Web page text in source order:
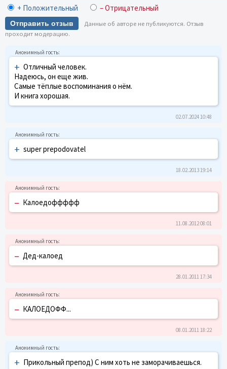
+ Положительный – Отрицательный
Отправить отзыв
Данные об авторе не публикуются. Отзыв
проходит модерацию.
+ Отличный человек.
Надеюсь, он еще жив.
Самые тёплые воспоминания о нём.
И книга хорошая.
02.07.2024 10:48
+ super prepodovatel
18.02.2013 19:14
– Калоедоффффф
11.08.2012 08:01
– Дед-калоед
28.01.2011 17:34
– КАЛОЕДОФФ...
08.01.2011 18:22
+ Прикольный препод) С ним хоть не заморачиваешься.